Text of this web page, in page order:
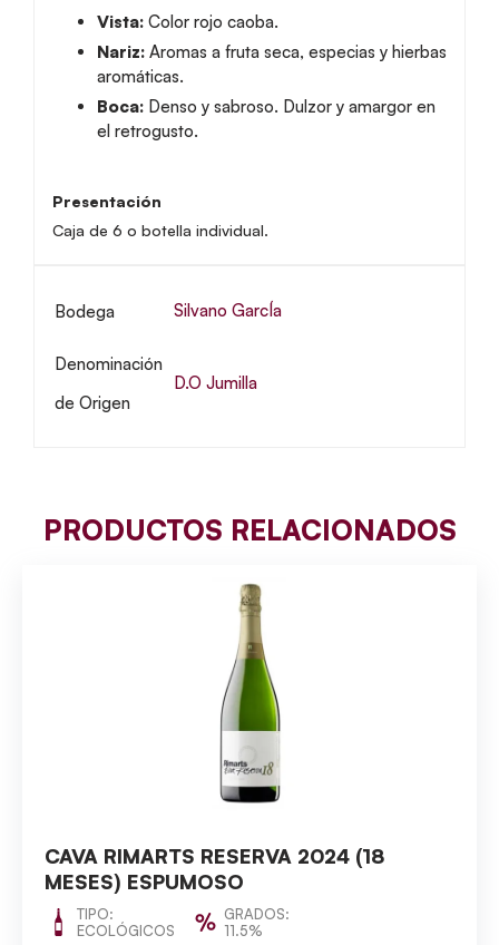
Vista:Color rojo caoba.
Nariz:Aromas a fruta seca, especias y hierbas
aromáticas.
Boca:Denso y sabroso. Dulzor y amargor en
el retrogusto.
Presentación
Caja de 6 o botella individual.
Bodega Silvano GarcÍa
Denominación
de Origen
D.O Jumilla
PRODUCTOS RELACIONADOS
CAVA RIMARTS RESERVA 2024 (18
MESES) ESPUMOSO
TIPO:
ECOLÓGICOS
GRADOS:
11.5%